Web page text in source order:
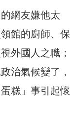
網友嫌他太
館的廚師、保
外國人之職；
治氣候變了，
糕」事引起懷